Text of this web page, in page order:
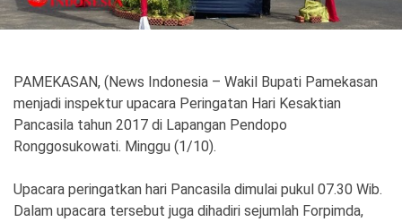
Iptek
Teknologi
SosBud
Sosial Budaya
PAMEKASAN, (News Indonesia – Wakil Bupati Pamekasan
menjadi inspektur upacara Peringatan Hari Kesaktian
Pancasila tahun 2017 di Lapangan Pendopo
Ronggosukowati. Minggu (1/10).
Upacara peringatkan hari Pancasila dimulai pukul 07.30 Wib.
Dalam upacara tersebut juga dihadiri sejumlah Forpimda,